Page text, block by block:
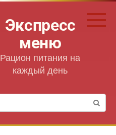
Экспресс
меню
Рацион питания на
каждый день